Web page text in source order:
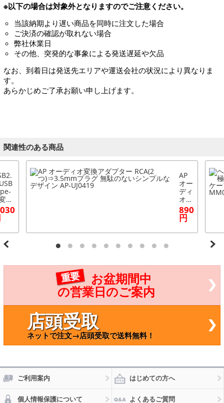
※以下の場合は対象外となりますのでご注意ください。
当該納期より遅い商品を同時に注文した場合
ご決済の確認が取れない場合
弊社休業日
その他、突発的な事象による発送遅延や欠品
なお、到着日は発送先エリアや運送会社の状況により異なりま
す。
あらかじめご了承お願い申し上げます。
関連性のある商品
換
ブ
充
転
る
AP
オー
ディ
オ変
換ア
ダプ
ター
RCA
mプ
ンプ
UJ04
890
円
重要
お盆期間中
の営業日のご案内
店頭受取
ネットで注文→店頭受取で送料無料！
ご利用案内 はじめての方へ
個人情報保護について よくあるご質問